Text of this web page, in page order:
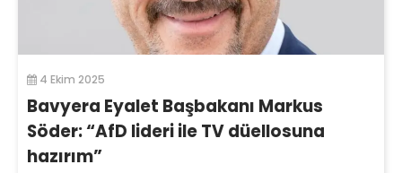
4 Ekim 2025
Bavyera Eyalet Başbakanı Markus
Söder: “AfD lideri ile TV düellosuna
hazırım”